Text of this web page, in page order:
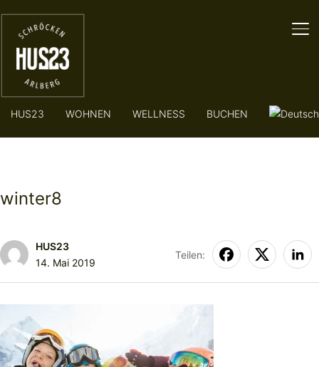
HUS23 WOHNEN WELLNESS BUCHEN
winter8
HUS23
14. Mai 2019
Teilen: